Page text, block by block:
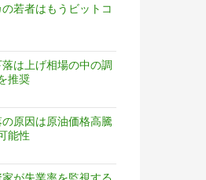
若者はもうビットコ
は上げ相場の中の調
推奨
原因は原油価格高騰
能性
が失業率を監視する